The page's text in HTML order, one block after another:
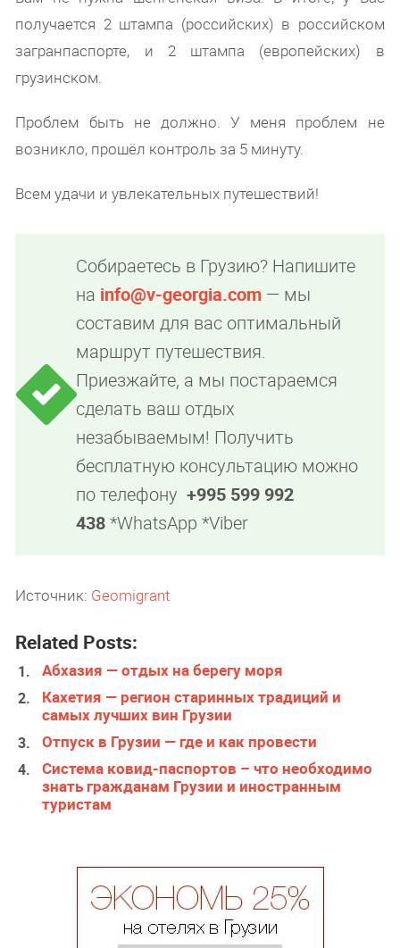
получается 2 штампа (российских) в российском
загранпаспорте, и 2 штампа (европейских) в
грузинском.
Проблем быть не должно. У меня проблем не
возникло, прошёл контроль за 5 минуту.
Всем удачи и увлекательных путешествий!
Собираетесь в Грузию? Напишите
на info@v-georgia.com — мы
составим для вас оптимальный
маршрут путешествия.
Приезжайте, а мы постараемся
сделать ваш отдых
незабываемым! Получить
бесплатную консультацию можно
по телефону +995 599 992
438*WhatsApp *Viber
Источник: Geomigrant
Related Posts:
Абхазия — отдых на берегу моря
Кахетия — регион старинных традиций и
самых лучших вин Грузии
Отпуск в Грузии — где и как провести
Система ковид-паспортов – что необходимо
знать гражданам Грузии и иностранным
туристам